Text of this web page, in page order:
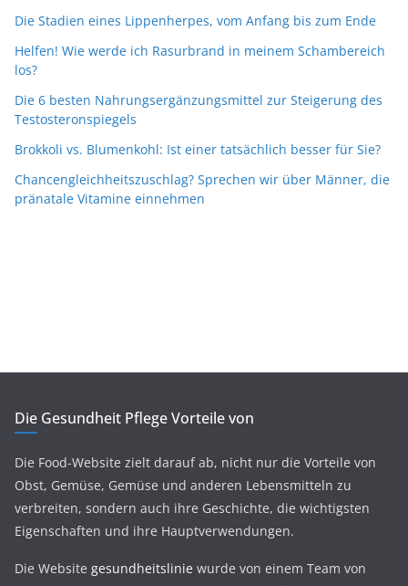
Die Stadien eines Lippenherpes, vom Anfang bis zum Ende
Helfen! Wie werde ich Rasurbrand in meinem Schambereich
los?
Die 6 besten Nahrungsergänzungsmittel zur Steigerung des
Testosteronspiegels
Brokkoli vs. Blumenkohl: Ist einer tatsächlich besser für Sie?
Chancengleichheitszuschlag? Sprechen wir über Männer, die
pränatale Vitamine einnehmen
Die Gesundheit Pflege Vorteile von
Die Food-Website zielt darauf ab, nicht nur die Vorteile von
Obst, Gemüse, Gemüse und anderen Lebensmitteln zu
verbreiten, sondern auch ihre Geschichte, die wichtigsten
Eigenschaften und ihre Hauptverwendungen.
Die Website gesundheitslinie wurde von einem Team von